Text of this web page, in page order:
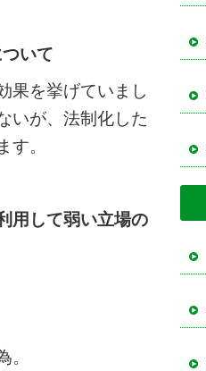
いて
果を挙げていまし
いが、法制化した
す。
用して弱い立場の
。